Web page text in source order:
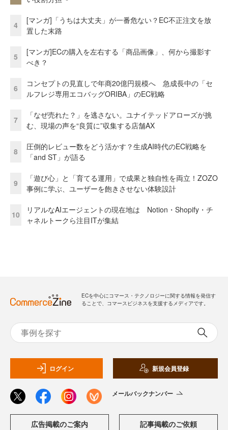
4
[マンガ]「うちは大丈夫」が一番危ない？EC不正注文を放
置した末路
5
[マンガ]ECの購入を左右する「商品画像」、何から撮影す
べき？
6
コンセプトの見直しで年商20億円規模へ 急成長中の「セ
ルフレジ専用エコバッグORIBA」のEC戦略
7
「なぜ売れた？」を逃さない。ユナイテッドアローズが挑
む、現場の声を“良質に”収集する店舗AX
8
圧倒的レビュー数をどう活かす？生成AI時代のEC戦略を
「and ST」が語る
9
「遊び心」と「育てる運用」で成果と独自性を両立！ZOZO
事例に学ぶ、ユーザーを飽きさせない体験設計
10
リアルなAIエージェントの現在地は Notion・Shopify・チ
ャネルトークら注目ITが集結
ECを中心にコマース・テクノロジーに関する情報を発信す
ることで、コマースビジネスを支援するメディアです。
ログイン 新規会員登録
メールバックナンバー
広告掲載のご案内 記事掲載のご依頼